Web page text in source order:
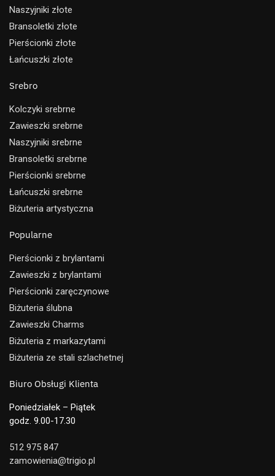
Naszyjniki złote
Bransoletki złote
Pierścionki złote
Łańcuszki złote
Srebro
Kolczyki srebrne
Zawieszki srebrne
Naszyjniki srebrne
Bransoletki srebrne
Pierścionki srebrne
Łańcuszki srebrne
Biżuteria artystyczna
Popularne
Pierścionki z brylantami
Zawieszki z brylantami
Pierścionki zaręczynowe
Biżuteria ślubna
Zawieszki Charms
Biżuteria z markazytami
Biżuteria ze stali szlachetnej
Biuro Obsługi Klienta
Poniedziałek – Piątek
godz. 9.00-17.30
512 975 847
zamowienia@trigio.pl